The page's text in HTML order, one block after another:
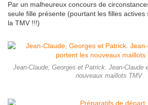
Par un malheureux concours de
seule fille présente (pourtant les filles actives
la TMV !!!)
Jean-Claude, Georges et Patrick. Jean-Claude
nouveaux maillots TMV